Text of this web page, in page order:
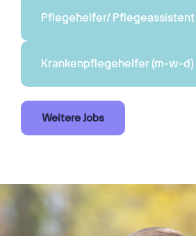
Pflegehelfer/ Pflegeassistent
Krankenpflegehelfer (m-w-d)
Weitere Jobs